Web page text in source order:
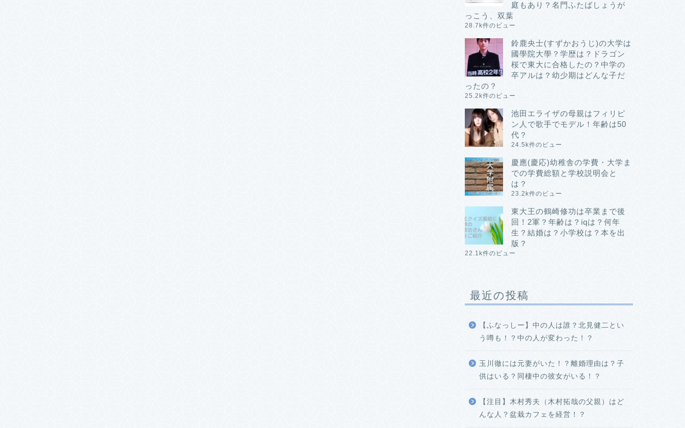
庭もあり？名門ふたばしょうが
っこう、双葉
28.7k件のビュー
鈴鹿央士(すずかおうじ)の大学は
國學院大學？学歴は？ドラゴン
桜で東大に合格したの？中学の
卒アルは？幼少期はどんな子だ
ったの？
25.2k件のビュー
池田エライザの母親はフィリピ
ン人で歌手でモデル！年齢は50
代？
24.5k件のビュー
慶應(慶応)幼稚舎の学費・大学ま
での学費総額と学校説明会と
は？
23.2k件のビュー
東大王の鶴崎修功は卒業まで後
回！2軍？年齢は？iqは？何年
生？結婚は？小学校は？本を出
版？
22.1k件のビュー
最近の投稿
【ふなっしー】中の人は誰？北見健二とい
う噂も！？中の人が変わった！？
玉川徹には元妻がいた！？離婚理由は？子
供はいる？同棲中の彼女がいる！？
【注目】木村秀夫（木村拓哉の父親）はど
んな人？盆栽カフェを経営！？